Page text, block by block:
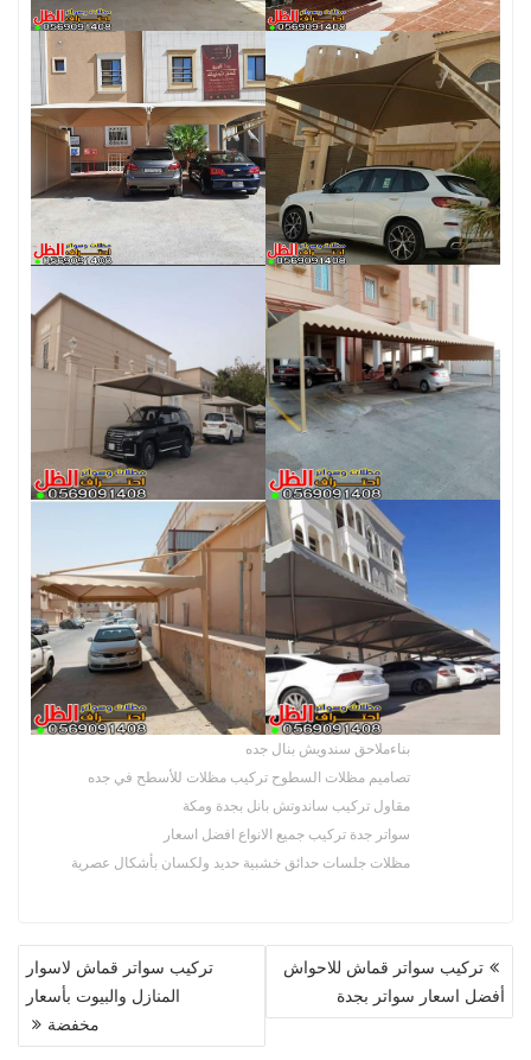
بناءملاحق سندويش بنال جده
تصاميم مظلات السطوح تركيب مظلات للأسطح في جده
مقاول تركيب ساندوتش بانل بجدة ومكة
سواتر جدة تركيب جميع الانواع افضل اسعار
مظلات جلسات حدائق خشبية حديد ولكسان بأشكال عصرية
تصفّح
المقالات
تركيب سواتر قماش للاحواش
أفضل اسعار سواتر بجدة
تركيب سواتر قماش لاسوار
المنازل والبيوت بأسعار
مخفضة